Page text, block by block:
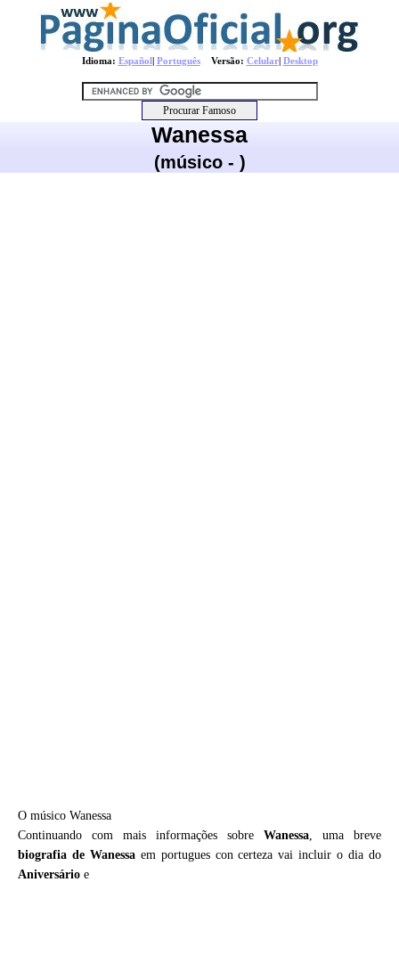
Idioma: Español| PortuguêsVersão: Celular| Desktop
Wanessa
(músico - )
O músico Wanessa
Continuando com mais informações sobre Wanessa, uma breve
biografia de Wanessaem portugues con certeza vai incluir o dia do
Aniversário e